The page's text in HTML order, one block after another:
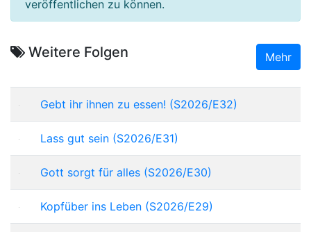
veröffentlichen zu können.
Weitere Folgen Mehr
Gebt ihr ihnen zu essen! (S2026/E32)
Lass gut sein (S2026/E31)
Gott sorgt für alles (S2026/E30)
Kopfüber ins Leben (S2026/E29)